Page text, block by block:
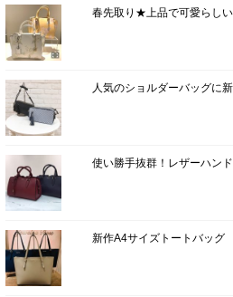
春先取り★上品で可愛らし
人気のショルダーバッグに
使い勝手抜群！レザーハン
新作A4サイズトートバッグ